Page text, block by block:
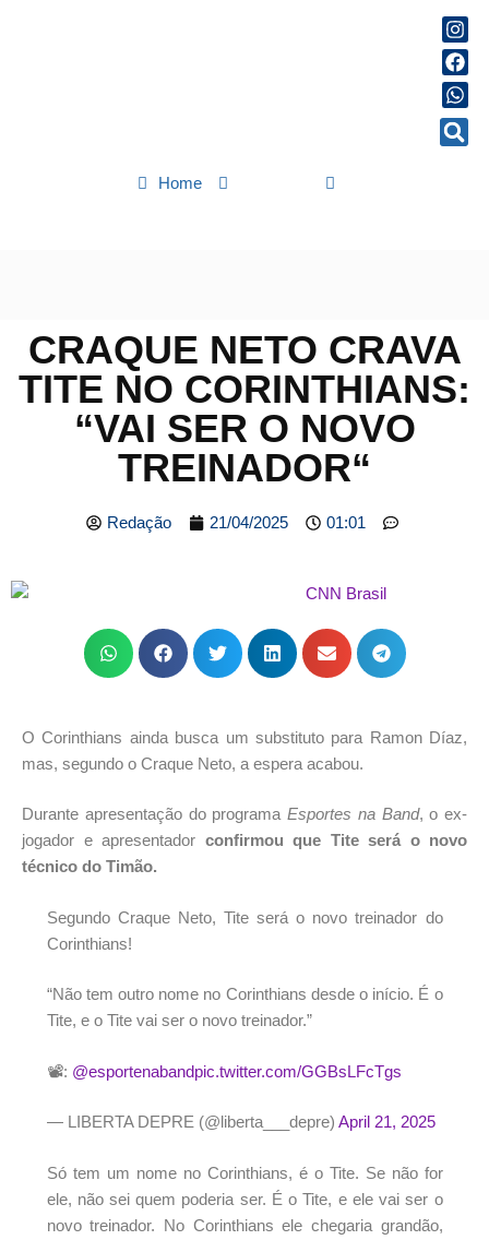
Home
CRAQUE NETO CRAVA
TITE NO CORINTHIANS:
“VAI SER O NOVO
TREINADOR“
Redação 21/04/2025 01:01
O Corinthians ainda busca um substituto para Ramon Díaz,
mas, segundo o Craque Neto, a espera acabou.
Durante apresentação do programa Esportes na Band, o ex-
jogador e apresentador confirmou que Tite será o novo
técnico do Timão.
Segundo Craque Neto, Tite será o novo treinador do
Corinthians!
“Não tem outro nome no Corinthians desde o início. É o
Tite, e o Tite vai ser o novo treinador.”
📽️: @esportenabandpic.twitter.com/GGBsLFcTgs
— LIBERTA DEPRE (@liberta___depre) April 21, 2025
Só tem um nome no Corinthians, é o Tite. Se não for
ele, não sei quem poderia ser. É o Tite, e ele vai ser o
novo treinador. No Corinthians ele chegaria grandão,